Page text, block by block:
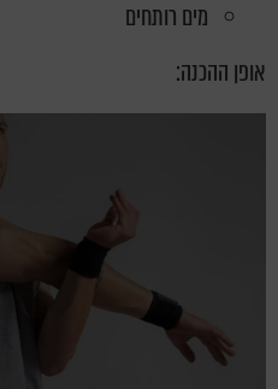
מים רותחים
אופן ההכנה: